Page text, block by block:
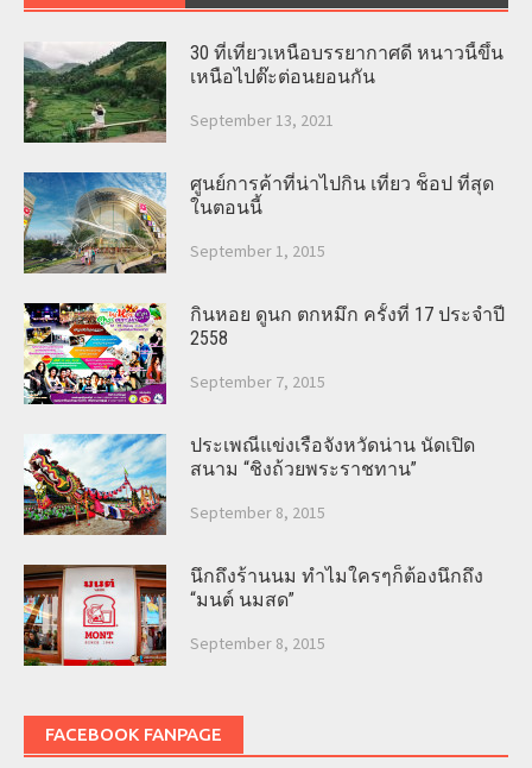
30 ที่เที่ยวเหนือบรรยากาศดี หนาวนี้ขึ้น
เหนือไปต๊ะต่อนยอนกัน
September 13, 2021
ศูนย์การค้าที่น่าไปกิน เที่ยว ช็อป ที่สุด
ในตอนนี้
September 1, 2015
กินหอย ดูนก ตกหมึก ครั้งที่ 17 ประจำปี
2558
September 7, 2015
ประเพณีแข่งเรือจังหวัดน่าน นัดเปิด
สนาม “ชิงถ้วยพระราชทาน”
September 8, 2015
นึกถึงร้านนม ทำไมใครๆก็ต้องนึกถึง
“มนต์ นมสด”
September 8, 2015
FACEBOOK FANPAGE